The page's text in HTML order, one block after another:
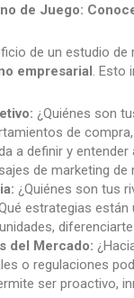
de Juego:
de un estudio
empresarial. Esto
¿Quiénes son
de
a definir y
de marketing de
¿Quiénes son tus
estrategias
del Mercado:
o regulaciones
ser proactivo,